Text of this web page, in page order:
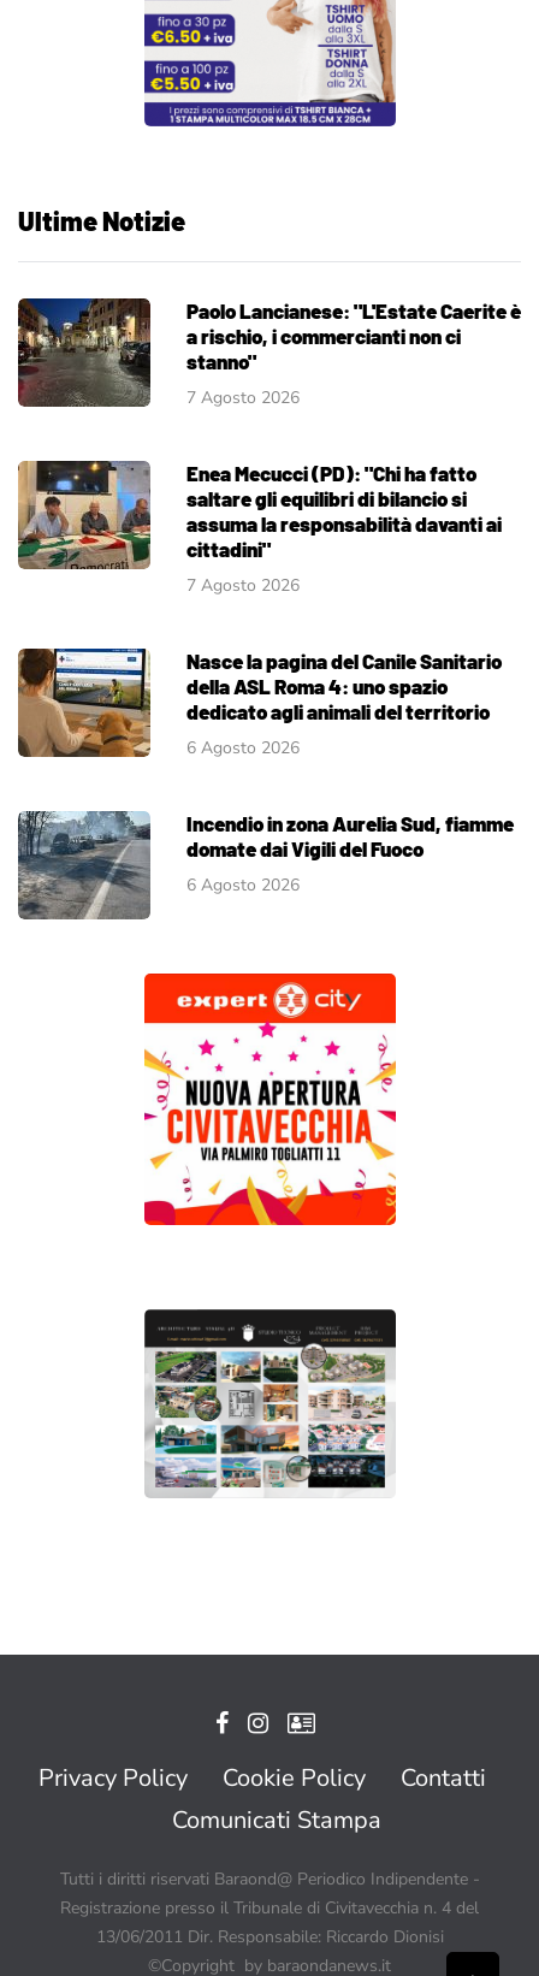
Ultime Notizie
Paolo Lancianese: "L'Estate Caerite è
a rischio, i commercianti non ci
stanno"
7 Agosto 2026
Enea Mecucci (PD): "Chi ha fatto
saltare gli equilibri di bilancio si
assuma la responsabilità davanti ai
cittadini"
7 Agosto 2026
Nasce la pagina del Canile Sanitario
della ASL Roma 4: uno spazio
dedicato agli animali del territorio
6 Agosto 2026
Incendio in zona Aurelia Sud, fiamme
domate dai Vigili del Fuoco
6 Agosto 2026
Privacy Policy Cookie Policy
Contatti
Comunicati Stampa
Tutti i diritti riservati Baraond@ Periodico Indipendente -
Registrazione presso il Tribunale di Civitavecchia n. 4 del
13/06/2011 Dir. Responsabile: Riccardo Dionisi
©Copyright by baraondanews.it